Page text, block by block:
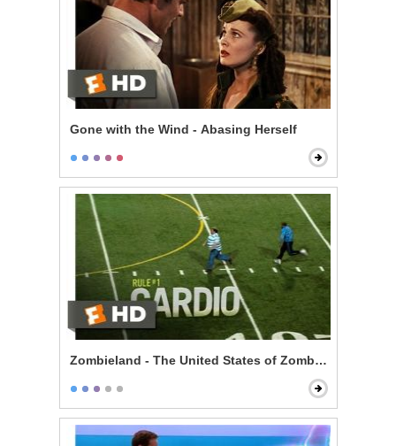
Gone with the Wind - Abasing Herself
Zombieland - The United States of Zombieland